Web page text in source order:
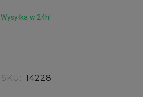
Wysyłka w 24h!
SKU: 14228